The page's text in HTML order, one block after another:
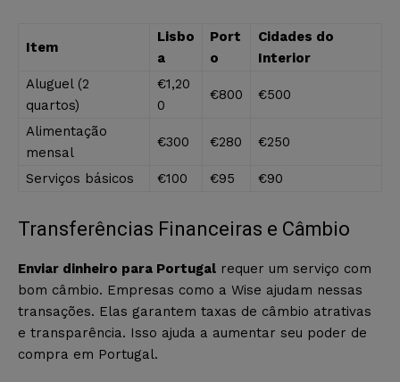
Item
Lisbo
a
Port
o
Cidades do
Interior
Aluguel (2
quartos)
€1,20
0
€800 €500
Alimentação
mensal
€300 €280 €250
Serviços básicos €100 €95 €90
Transferências Financeiras e Câmbio
Enviar dinheiro para Portugal requer um serviço com
bom câmbio. Empresas como a Wise ajudam nessas
transações. Elas garantem taxas de câmbio atrativas
e transparência. Isso ajuda a aumentar seu poder de
compra em Portugal.